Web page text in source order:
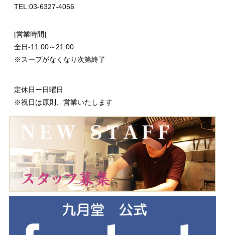
TEL:03-6327-4056
[営業時間]
全日-11:00～21:00
※スープがなくなり次第終了
定休日ー日曜日
※祝日は原則、営業いたします